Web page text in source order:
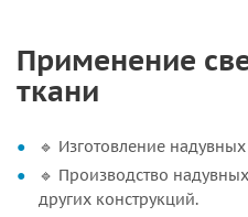
Применение
ткани
🔹 Изготовление
🔹 Производство
других конструкций.